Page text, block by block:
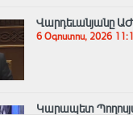
Վարդեւանյանը
6 Օգոստոս, 2026
Կարապետ